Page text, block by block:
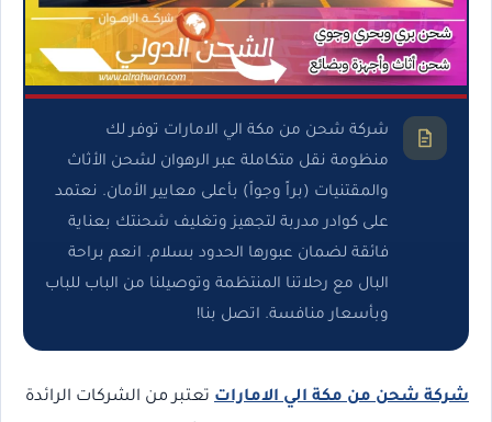
شركة شحن من مكة الي الامارات توفر لك
منظومة نقل متكاملة عبر الرهوان لشحن الأثاث
والمقتنيات (براً وجواً) بأعلى معايير الأمان. نعتمد
على كوادر مدربة لتجهيز وتغليف شحنتك بعناية
فائقة لضمان عبورها الحدود بسلام. انعم براحة
البال مع رحلاتنا المنتظمة وتوصيلنا من الباب للباب
وبأسعار منافسة. اتصل بنا!
شركة شحن من مكة الي الامارات تعتبر من الشركات الرائدة